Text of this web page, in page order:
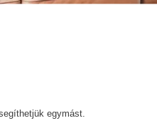
egymást.